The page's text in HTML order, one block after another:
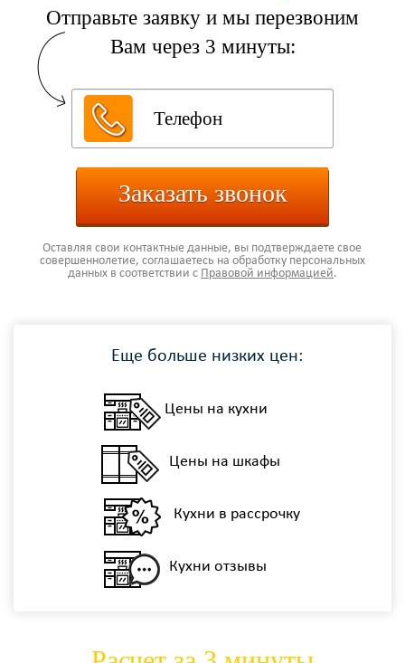
Отправьте заявку и мы перезвоним
Вам через 3 минуты:
Заказать звонок
Оставляя свои контактные данные, вы подтверждаете свое
совершеннолетие, соглашаетесь на обработку персональных
данных в соответствии с Правовой информацией.
Еще больше низких цен:
Цены на кухни
Цены на шкафы
Кухни в рассрочку
Кухни отзывы